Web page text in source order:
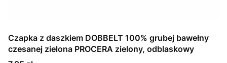
Czapka z daszkiem DOBBELT 100% grubej bawełny
czesanej zielona PROCERA zielony, odblaskowy